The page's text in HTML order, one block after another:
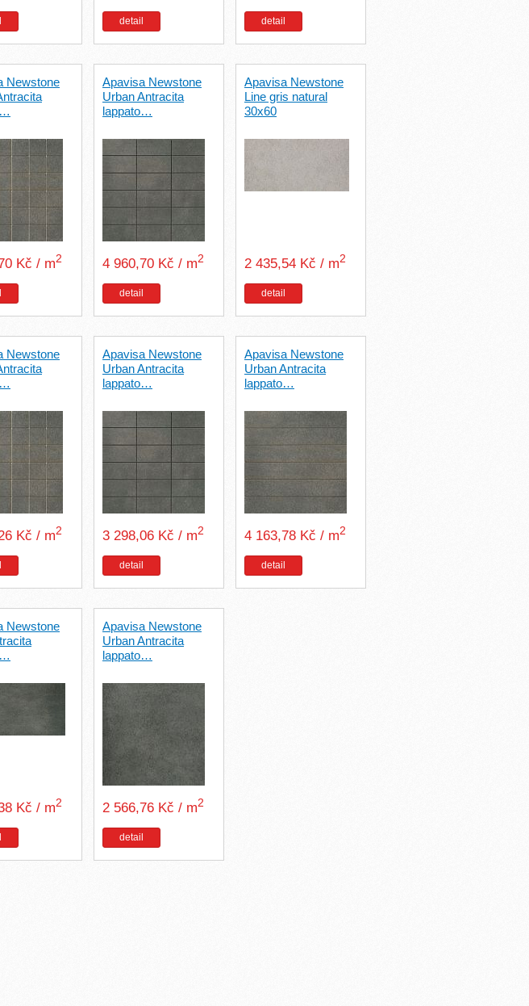
detail detail
Newstone
Kč / m2
Apavisa Newstone
Urban Antracita
lappato…
4 960,70 Kč / m2
detail
Apavisa Newstone
Line gris natural
30x60
2 435,54 Kč / m2
detail
Newstone
Kč / m2
Apavisa Newstone
Urban Antracita
lappato…
3 298,06 Kč / m2
detail
Apavisa Newstone
Urban Antracita
lappato…
4 163,78 Kč / m2
detail
Newstone
Kč / m2
Apavisa Newstone
Urban Antracita
lappato…
2 566,76 Kč / m2
detail